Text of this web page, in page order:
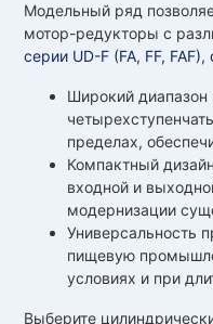
Модельный ряд
мотор-редукторы с
серии UD-F (FA, FF, FAF),
Широкий
пределах,
Компактный
входной и
модернизации
Универсальность
пищевую
условиях и при
Выберите